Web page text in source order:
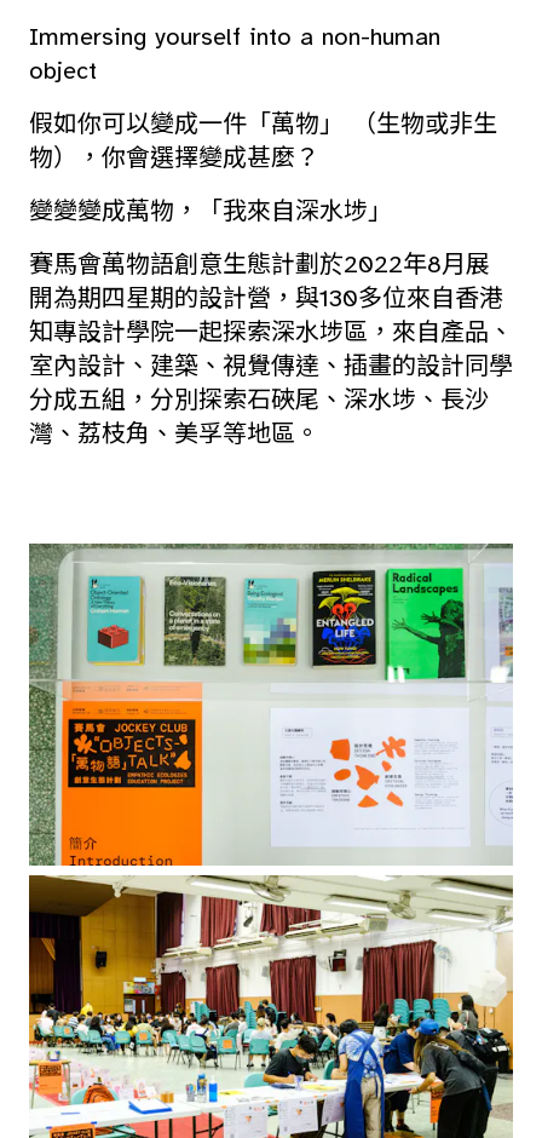
Immersing yourself into a non-human
object
假如你可以變成一件「萬物」 （生物或非生
物），你會選擇變成甚麼？
變變變成萬物，「我來自深水埗」
賽馬會萬物語創意生態計劃於2022年8月展
開為期四星期的設計營，與130多位來自香港
知專設計學院一起探索深水埗區，來自產品、
室內設計、建築、視覺傳達、插畫的設計同學
分成五組，分別探索石硤尾、深水埗、長沙
灣、荔枝角、美孚等地區。